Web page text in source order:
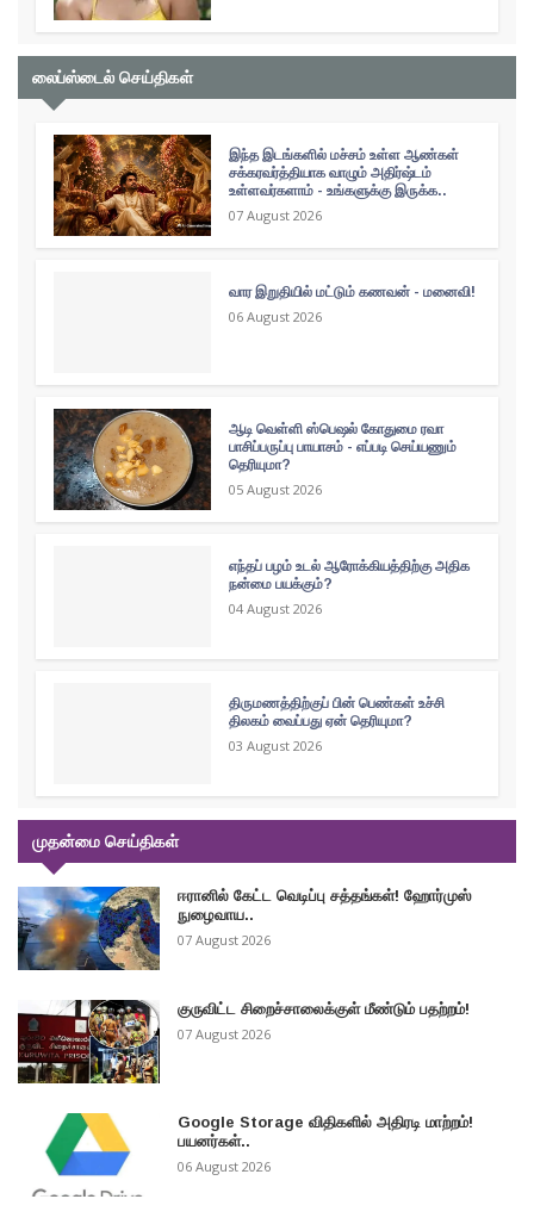
லைப்ஸ்டைல் செய்திகள்
இந்த இடங்களில் மச்சம் உள்ள ஆண்கள்
சக்கரவர்த்தியாக வாழும் அதிர்ஷ்டம்
உள்ளவர்களாம் - உங்களுக்கு இருக்க..
07 August 2026
வார இறுதியில் மட்டும் கணவன் - மனைவி!
06 August 2026
ஆடி வெள்ளி ஸ்பெஷல் கோதுமை ரவா
பாசிப்பருப்பு பாயாசம் - எப்படி செய்யணும்
தெரியுமா?
05 August 2026
எந்தப் பழம் உடல் ஆரோக்கியத்திற்கு அதிக
நன்மை பயக்கும்?
04 August 2026
திருமணத்திற்குப் பின் பெண்கள் உச்சி
திலகம் வைப்பது ஏன் தெரியுமா?
03 August 2026
முதன்மை செய்திகள்
ஈரானில் கேட்ட வெடிப்பு சத்தங்கள்! ஹோர்முஸ்
நுழைவாய..
07 August 2026
குருவிட்ட சிறைச்சாலைக்குள் மீண்டும் பதற்றம்!
07 August 2026
Google Storage விதிகளில் அதிரடி மாற்றம்!
பயனர்கள்..
06 August 2026